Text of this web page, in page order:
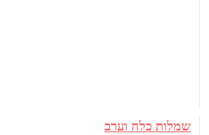
שמלות כלה וערב